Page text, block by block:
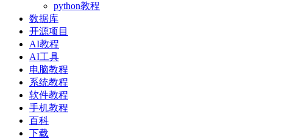
python教程
数据库
开源项目
AI教程
AI工具
电脑教程
系统教程
软件教程
手机教程
百科
下载